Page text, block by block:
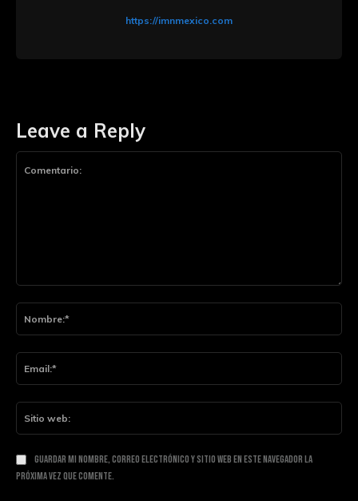
Leave a Reply
Guardar mi nombre, correo electrónico y sitio web en este navegador la
próxima vez que comente.
https://imnmexico.com